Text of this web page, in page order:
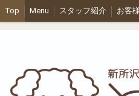
Top Menu スタッフ紹介 お客